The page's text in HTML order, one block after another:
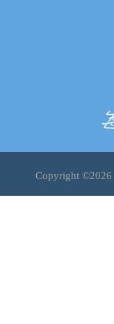
Copyright ©2026